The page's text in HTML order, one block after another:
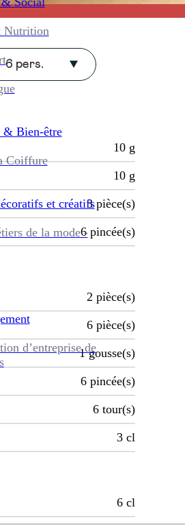
Nutrition
& Bien-être
Coiffure
et créatifs
de la mode -
d’entreprise de
6 pers.
10 g
10 g
3 pièce(s)
6 pincée(s)
2 pièce(s)
6 pièce(s)
1 gousse(s)
6 pincée(s)
6 tour(s)
3 cl
6 cl